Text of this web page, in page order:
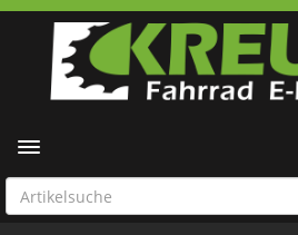
Toggle navigation